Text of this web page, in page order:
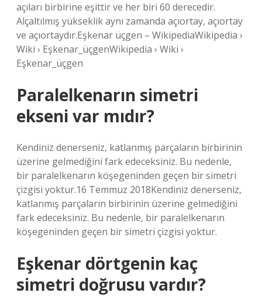
açıları birbirine eşittir ve her biri 60 derecedir.
Alçaltılmış yükseklik aynı zamanda açıortay, açıortay
ve açıortaydır.Eşkenar üçgen – WikipediaWikipedia ›
Wiki › Eşkenar_üçgenWikipedia › Wiki ›
Eşkenar_üçgen
Paralelkenarın simetri
ekseni var mıdır?
Kendiniz denerseniz, katlanmış parçaların birbirinin
üzerine gelmediğini fark edeceksiniz. Bu nedenle,
bir paralelkenarın köşegeninden geçen bir simetri
çizgisi yoktur.16 Temmuz 2018Kendiniz denerseniz,
katlanmış parçaların birbirinin üzerine gelmediğini
fark edeceksiniz. Bu nedenle, bir paralelkenarın
köşegeninden geçen bir simetri çizgisi yoktur.
Eşkenar dörtgenin kaç
simetri doğrusu vardır?